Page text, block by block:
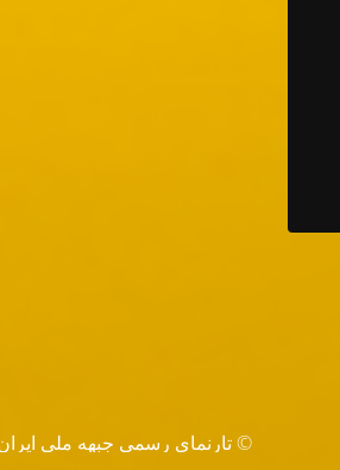
© تارنماي رسمي جبهه ملي ايران-